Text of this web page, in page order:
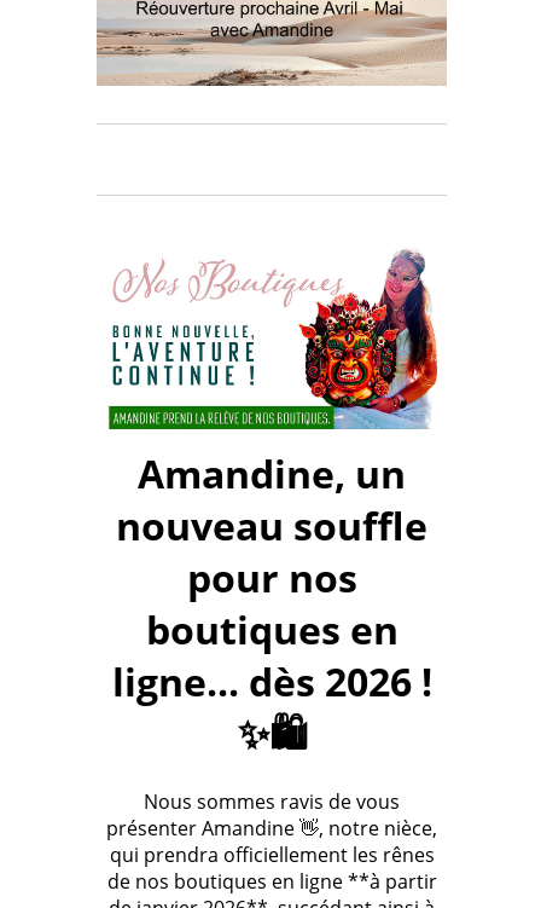
Amandine, un
nouveau souffle
pour nos
boutiques en
ligne... dès 2026 !
✨🛍️
Nous sommes ravis de vous
présenter Amandine 👋, notre nièce,
qui prendra officiellement les rênes
de nos boutiques en ligne **à partir